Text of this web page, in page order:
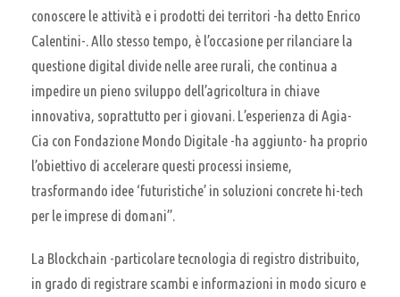
conoscere le attività e i prodotti dei territori -ha detto Enrico
Calentini-. Allo stesso tempo, è l’occasione per rilanciare la
questione digital divide nelle aree rurali, che continua a
impedire un pieno sviluppo dell’agricoltura in chiave
innovativa, soprattutto per i giovani. L’esperienza di Agia-
Cia con Fondazione Mondo Digitale -ha aggiunto- ha proprio
l’obiettivo di accelerare questi processi insieme,
trasformando idee ‘futuristiche’ in soluzioni concrete hi-tech
per le imprese di domani”.
La Blockchain -particolare tecnologia di registro distribuito,
in grado di registrare scambi e informazioni in modo sicuro e